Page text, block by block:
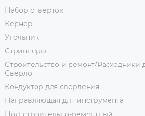
Набор отверток
Кернер
Угольник
Стрипперы
Строительство и ремонт/Расходники
Сверло
Кондуктор для сверления
Направляющая для инструмента
Нож строительно-ремонтный